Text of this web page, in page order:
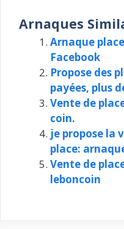
Arnaques
Arnaque
Facebook
Propose des
payées, plus
Vente de
coin.
je propose la
place:
Vente de
leboncoin